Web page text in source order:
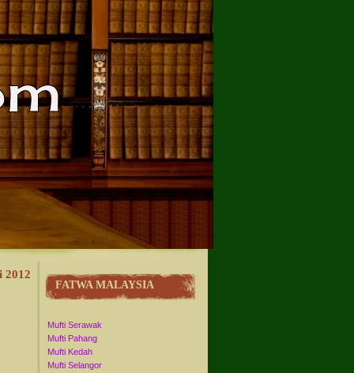
2012
FATWA MALAYSIA
Mufti Serawak
Mufti Pahang
Mufti Kedah
Mufti Selangor